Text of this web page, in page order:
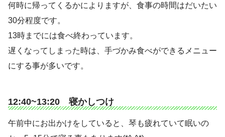
何時に帰ってくるかによりますが、食事の時間はだいたい
30分程度です。
13時までには食べ終わっています。
遅くなってしまった時は、手づかみ食べができるメニュー
にする事が多いです。
12:40~13:20 寝かしつけ
午前中にお出かけをしていると、琴も疲れていて眠いの